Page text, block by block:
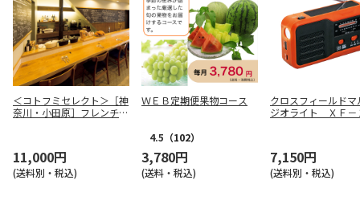
＜コトフミセレクト＞［神
奈川・小田原］フレンチ食
11,000円
(送料別・税込)
ＷＥＢ定期便果物コース
4.5 （102）
3,780円
(送料・税込)
クロスフィールドマ
ジオライト ＸＦ－
7,150円
(送料別・税込)